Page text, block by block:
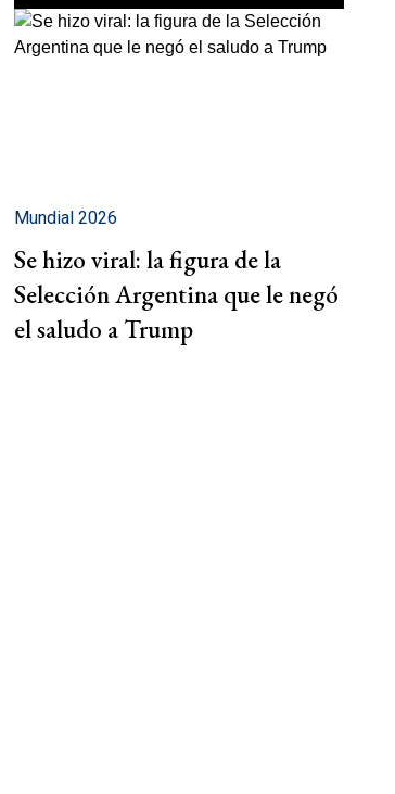
Mundial 2026
Se hizo viral: la figura de la
Selección Argentina que le negó
el saludo a Trump